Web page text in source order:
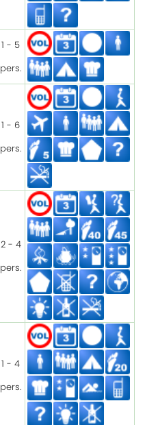
1 - 5
pers.
1 - 6
pers.
2 - 4
pers.
1 - 4
pers.